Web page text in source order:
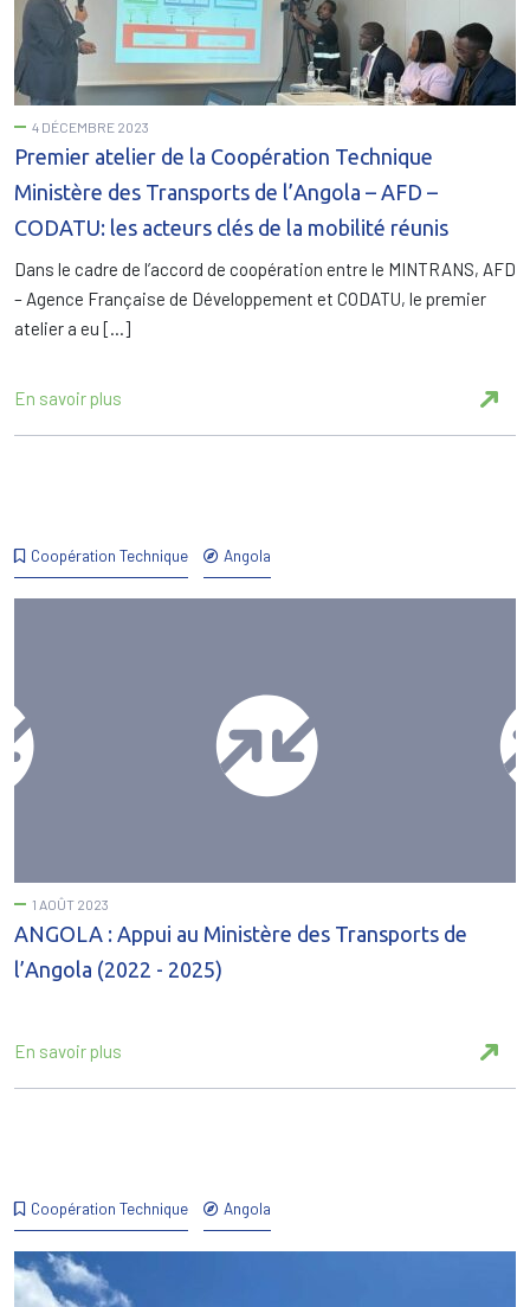
4 DÉCEMBRE 2023
Premier atelier de la Coopération Technique
Ministère des Transports de l’Angola – AFD –
CODATU: les acteurs clés de la mobilité réunis
Dans le cadre de l’accord de coopération entre le MINTRANS, AFD
– Agence Française de Développement et CODATU, le premier
atelier a eu […]
En savoir plus
Coopération Technique Angola
1 AOÛT 2023
ANGOLA : Appui au Ministère des Transports de
l’Angola (2022 - 2025)
En savoir plus
Coopération Technique Angola